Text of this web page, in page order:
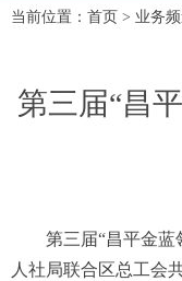
当前位置： 首页 > 业务
第三届“昌
第三届“昌平金蓝
人社局联合区总工会